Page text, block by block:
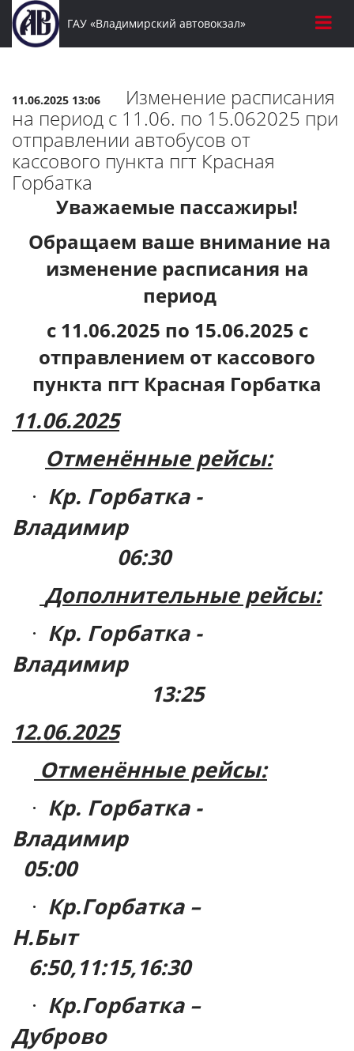
ГАУ «Владимирский автовокзал»
11.06.2025 13:06
Изменение расписания
на период с 11.06. по 15.062025 при
отправлении автобусов от
кассового пункта пгт Красная
Горбатка
Уважаемые пассажиры!
Обращаем ваше внимание на
изменение расписания на
период
с 11.06.2025 по 15.06.2025 с
отправлением от кассового
пункта пгт Красная Горбатка
11.06.2025
Отменённые рейсы:
· Кр. Горбатка -
Владимир
06:30
Дополнительные рейсы:
· Кр. Горбатка -
Владимир
13:25
12.06.2025
Отменённые рейсы:
· Кр. Горбатка -
Владимир
05:00
· Кр.Горбатка –
Н.Быт
6:50,11:15,16:30
· Кр.Горбатка –
Дуброво